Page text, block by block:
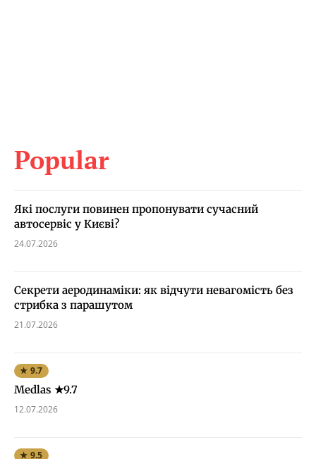
Popular
Які послуги повинен пропонувати сучасний
автосервіс у Києві?
24.07.2026
Секрети аеродинаміки: як відчути невагомість без
стрибка з парашутом
21.07.2026
★ 9.7
Medlas ★9.7
12.07.2026
★ 9.5